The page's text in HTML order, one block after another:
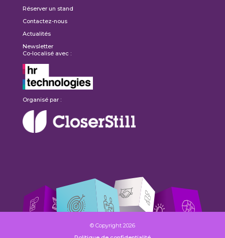
Réserver un stand
Contactez-nous
Actualités
Newsletter
Co-localisé avec :
Organisé par :
© Copyright 2026